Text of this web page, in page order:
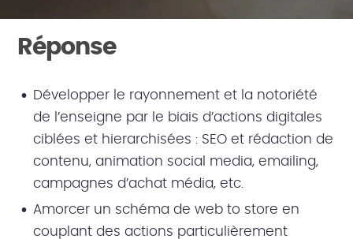
Réponse
Développer le rayonnement et la notoriété
de l’enseigne par le biais d’actions digitales
ciblées et hierarchisées : SEO et rédaction de
contenu, animation social media, emailing,
campagnes d’achat média, etc.
Amorcer un schéma de web to store en
couplant des actions particulièrement